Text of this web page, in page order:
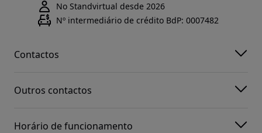
No Standvirtual desde 2026
Nº intermediário de crédito BdP: 0007482
Contactos
Outros contactos
Horário de funcionamento